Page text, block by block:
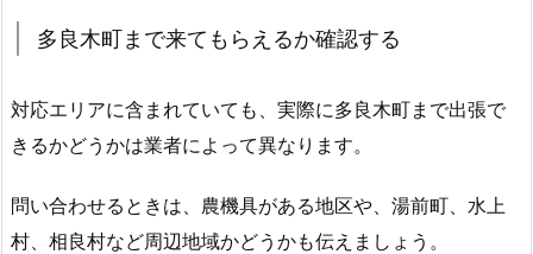
多良木町まで来てもらえるか確認する
対応エリアに含まれていても、実際に多良木町まで出張で
きるかどうかは業者によって異なります。
問い合わせるときは、農機具がある地区や、湯前町、水上
村、相良村など周辺地域かどうかも伝えましょう。